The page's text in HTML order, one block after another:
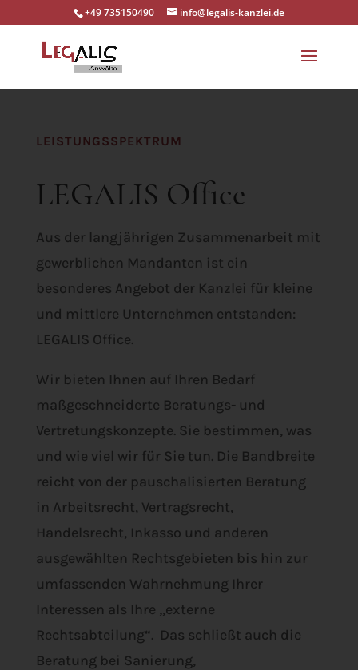
+49 735150490 info@legalis-kanzlei.de
LEISTUNGSSPEKTRUM
LEGALIS Office
Aus der langjährigen Zusammenarbeit mit
gewerblichen Mandanten ist ein
besonderes Angebot der Kanzlei für kleine
und mittlere Unternehmen entstanden:
LEGALIS Office.
Wir bieten Ihnen auf Ihren Bedarf
maßgeschneiderte Beratungs- und
Vertretungskonzepte. Sie bestimmen, was
und wie viel wir für Sie tun. Die Bandbreite
reicht von der pauschalisierten Beratung
in Arbeitsrecht, Vertragsrecht,
Handelsrecht, Inkasso und anderen
ausgewählten Rechtsgebieten bis hin zur
umfassenden Wahrnehmung Ihrer
Interessen als Ihre „externe
Rechtsabteilung“. Das schließt auch die
Beratung bei Sanierung,